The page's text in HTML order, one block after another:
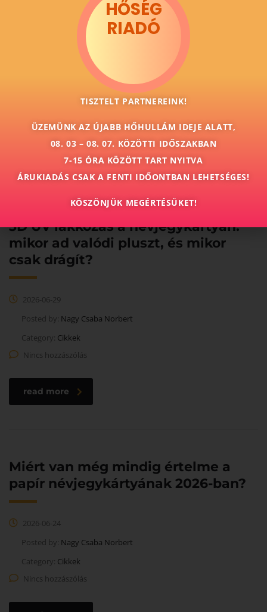
apró extra vagy tényleg számít?
Nagy Csaba Norbert
3D UV lakkozás a névjegykártyán:
mikor ad valódi pluszt, és mikor
csak drágít?
2026-06-29
Posted by: Nagy Csaba Norbert
Category: Cikkek
Nincs hozzászólás
read more
Miért van még mindig értelme a
papír névjegykártyának 2026-ban?
2026-06-24
Posted by: Nagy Csaba Norbert
Category: Cikkek
Nincs hozzászólás
HŐSÉG
RIADÓ
TISZTELT PARTNEREINK!
ÜZEMÜNK AZ ÚJABB HŐHULLÁM IDEJE ALATT,
08. 03 – 08. 07. KÖZÖTTI IDŐSZAKBAN
7-15 ÓRA KÖZÖTT TART NYITVA
ÁRUKIADÁS CSAK A FENTI IDŐONTBAN LEHETSÉGES!
KÖSZÖNJÜK MEGÉRTÉSÜKET!